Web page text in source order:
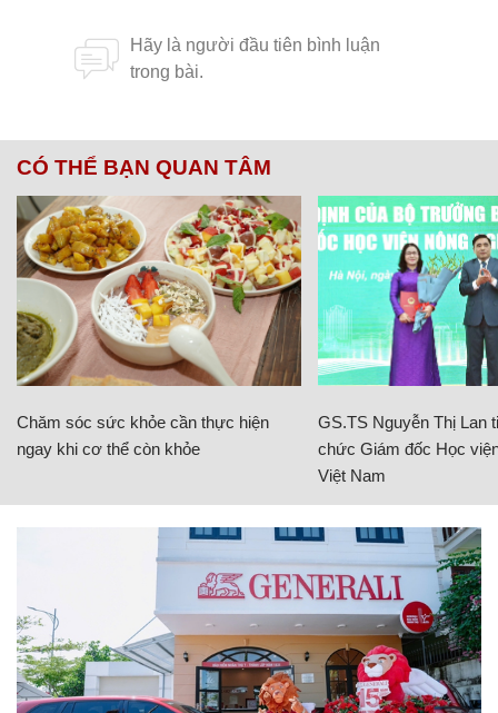
CÓ THỂ BẠN QUAN TÂM
Chăm sóc sức khỏe cần thực hiện
ngay khi cơ thể còn khỏe
GS.TS Nguyễn Thị Lan
chức Giám đốc Học
Việt Nam